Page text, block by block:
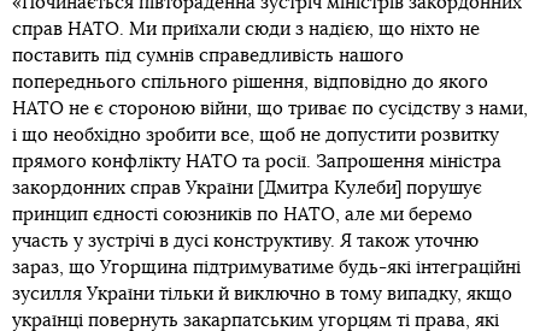
справ НАТО. Ми приїхали сюди з надією, що ніхто не
поставить під сумнів справедливість нашого
попереднього спільного рішення, відповідно до якого
НАТО не є стороною війни, що триває по сусідству з нами,
і що необхідно зробити все, щоб не допустити розвитку
прямого конфлікту НАТО та росії. Запрошення міністра
закордонних справ України [Дмитра Кулеби] порушує
принцип єдності союзників по НАТО, але ми беремо
участь у зустрічі в дусі конструктиву. Я також уточню
зараз, що Угорщина підтримуватиме будь-які інтеграційні
зусилля України тільки й виключно в тому випадку, якщо
українці повернуть закарпатським угорцям ті права, які